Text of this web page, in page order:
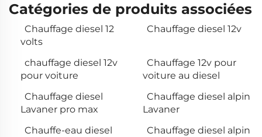
Catégories de produits associées
Chauffage diesel 12
volts
Chauffage diesel 12v
chauffage diesel 12v
pour voiture
Chauffage 12v pour
voiture au diesel
Chauffage diesel
Lavaner pro max
Chauffage diesel alpin
Lavaner
Chauffe-eau diesel
Chauffage diesel alpin